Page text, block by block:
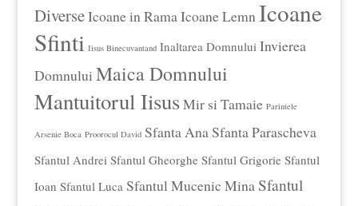
DiverseIcoane in RamaIcoane LemnIcoane
Sfinti Iisus Binecuvantand Inaltarea Domnului Invierea
Domnului Maica Domnului
Mantuitorul IisusMir si Tamaie Parintele
Arsenie Boca Proorocul David Sfanta AnaSfanta Parascheva
Sfantul Andrei Sfantul Gheorghe Sfantul Grigorie Sfantul
Ioan Sfantul Luca Sfantul Mucenic Mina Sfantul